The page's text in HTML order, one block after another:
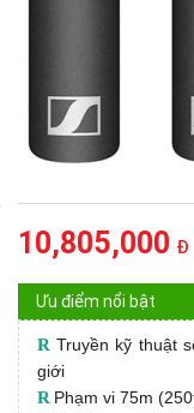
10,805,000 Đ
Ưu điểm nổi bật
R Truyền kỹ thuật
giới
R Phạm vi 75m